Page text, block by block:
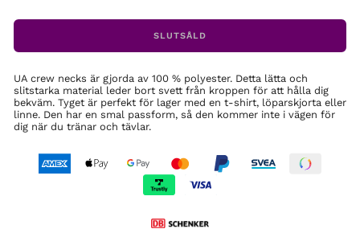
SLUTSÅLD
UA crew necks är gjorda av 100 % polyester. Detta lätta och
slitstarka material leder bort svett från kroppen för att hålla dig
bekväm. Tyget är perfekt för lager med en t-shirt, löparskjorta eller
linne. Den har en smal passform, så den kommer inte i vägen för
dig när du tränar och tävlar.